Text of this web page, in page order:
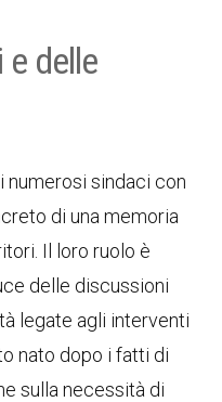
e delle
numerosi sindaci con
di una memoria
Il loro ruolo è
delle discussioni
legate agli interventi
nato dopo i fatti di
sulla necessità di